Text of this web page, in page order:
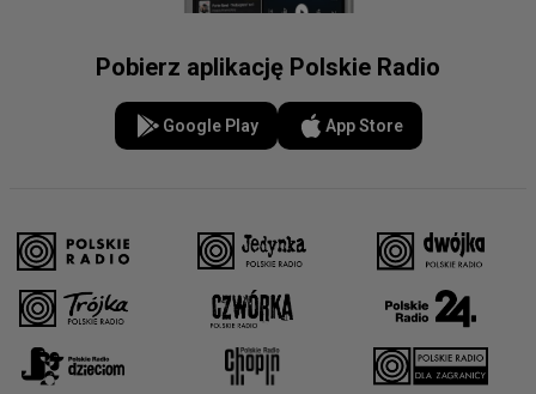
Pobierz aplikację Polskie Radio
Google Play App Store